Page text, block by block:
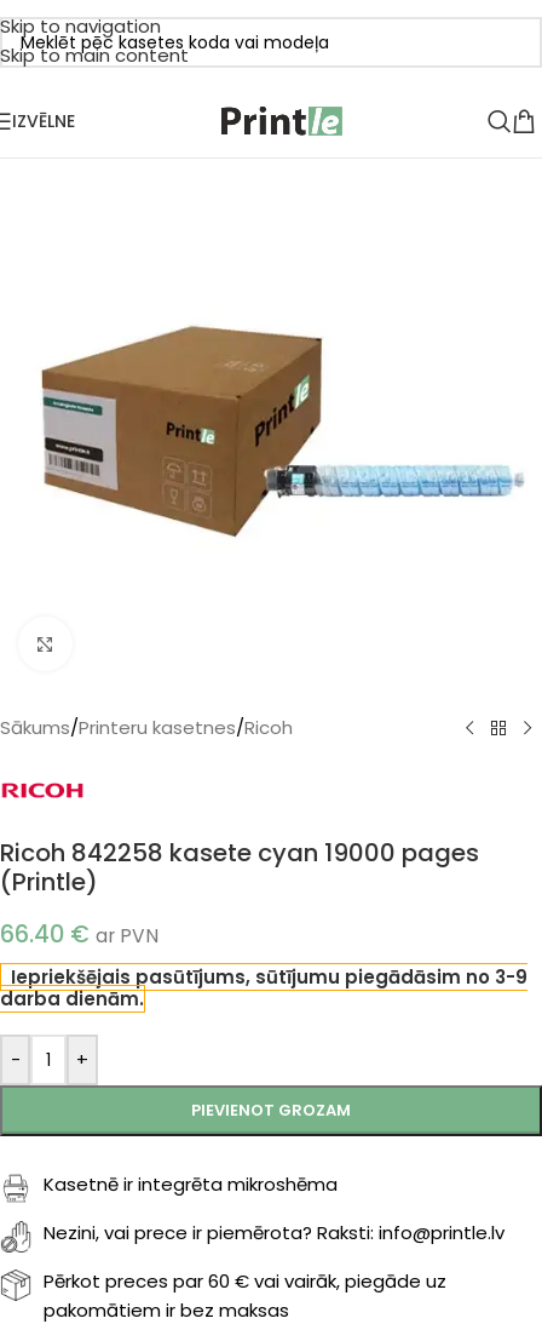
Skip to navigation
Skip to main content
IZVĒLNE
Sākums/Printeru kasetnes/Ricoh
Ricoh 842258 kasete cyan 19000 pages
(Printle)
66.40 € ar PVN
Iepriekšējais pasūtījums, sūtījumu piegādāsim no 3-9
darba dienām.
- +
PIEVIENOT GROZAM
Kasetnē ir integrēta mikroshēma
Nezini, vai prece ir piemērota? Raksti: info@printle.lv
Pērkot preces par 60 € vai vairāk, piegāde uz
pakomātiem ir bez maksas